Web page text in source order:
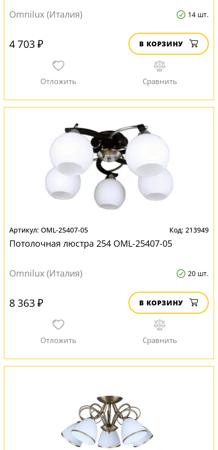
Omnilux (Италия) 14 шт.
4 703 ₽ В КОРЗИНУ
OML-25407-05 213949
Потолочная люстра 254 OML-25407-05
Omnilux (Италия) 20 шт.
8 363 ₽ В КОРЗИНУ